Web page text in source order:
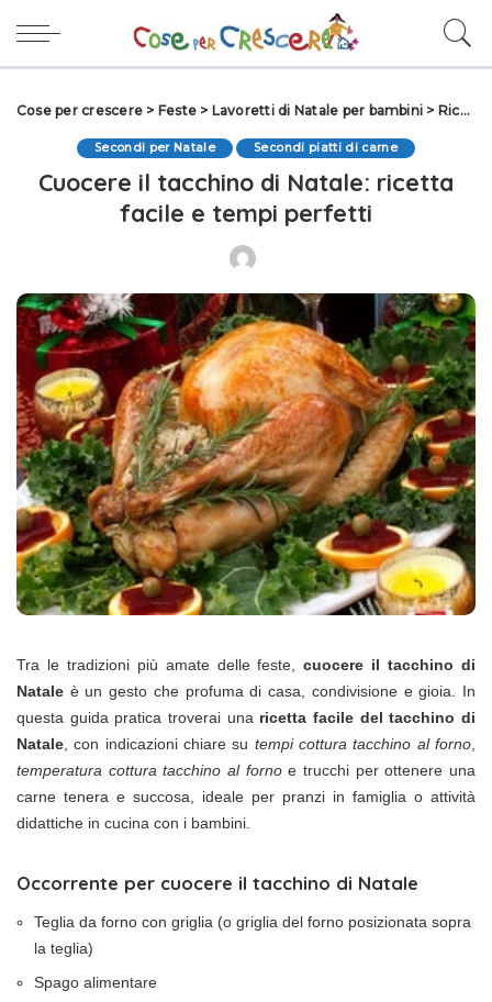
Cose per crescere > Feste > Lavoretti di Natale per bambini > Ricette per Natale
Secondi per Natale Secondi piatti di carne
Cuocere il tacchino di Natale: ricetta
facile e tempi perfetti
Tra le tradizioni più amate delle feste,cuocere il tacchino di
Natale è un gesto che profuma di casa, condivisione e gioia. In
questa guida pratica troverai una ricetta facile del tacchino di
Natale , con indicazioni chiare su tempi cottura tacchino al forno
temperatura cottura tacchino al fornoe trucchi per ottenere una
carne tenera e succosa, ideale per pranzi in famiglia o attività
didattiche in cucina con i bambini.
Occorrente per cuocere il tacchino di Natale
Teglia da forno con griglia (o griglia del forno posizionata sopra
la teglia)
Spago alimentare